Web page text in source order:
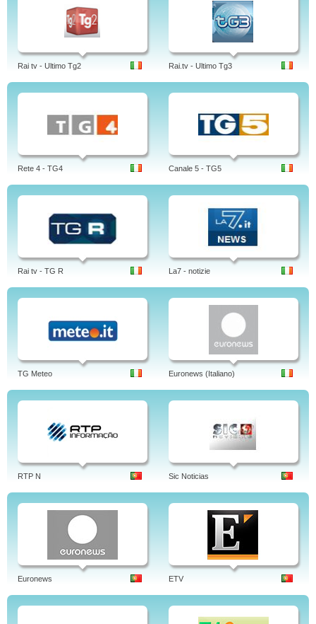
Rai tv - Ultimo Tg2 Rai.tv - Ultimo Tg3
Rete 4 - TG4 Canale 5 - TG5
Rai tv - TG R La7 - notizie
TG Meteo Euronews (Italiano)
RTP N Sic Noticias
Euronews ETV